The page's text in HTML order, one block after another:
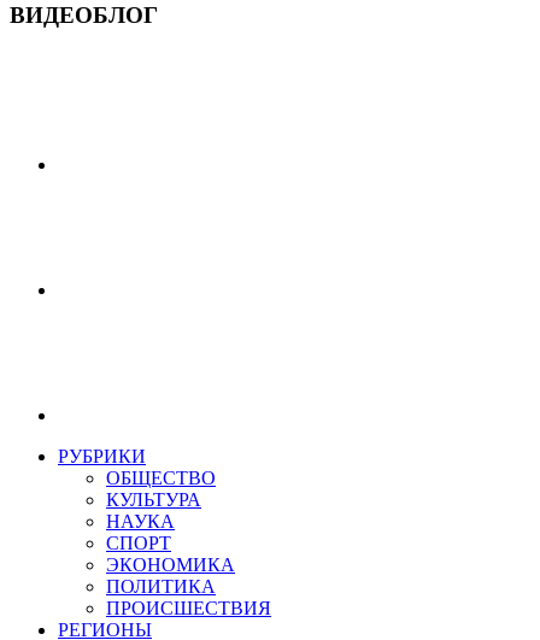
ВИДЕОБЛОГ
РУБРИКИ
ОБЩЕСТВО
КУЛЬТУРА
НАУКА
СПОРТ
ЭКОНОМИКА
ПОЛИТИКА
ПРОИСШЕСТВИЯ
РЕГИОНЫ